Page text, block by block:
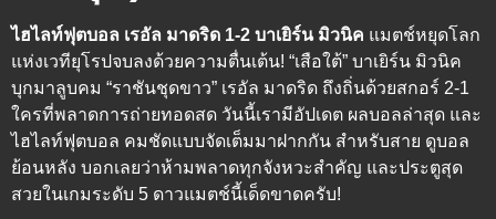
ไฮไลท์ฟุตบอล เรอัล มาดริด 1-2 บาเยิร์น มิวนิค แมตช์หยุดโลก
แห่งเวทียุโรปจบลงด้วยความตื่นเต้น! “เสือใต้” บาเยิร์น มิวนิค
บุกมาลูบคม “ราชันชุดขาว” เรอัล มาดริด ถึงถิ่นด้วยสกอร์ 2-1
ใครที่พลาดการถ่ายทอดสด วันนี้เรามีอัปเดต ผลบอลล่าสุด และ
ไฮไลท์ฟุตบอล คมชัดแบบจัดเต็มมาฝากกัน สำหรับสาย ดูบอล
ย้อนหลัง บอกเลยว่าห้ามพลาดทุกจังหวะสำคัญ และประตูสุด
สวยในเกมระดับ 5 ดาวแมตช์นี้เด็ดขาดครับ!